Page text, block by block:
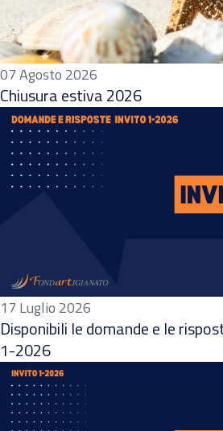
07 Agosto 2026
Chiusura estiva 2026
17 Luglio 2026
Disponibili le domande e le
1-2026